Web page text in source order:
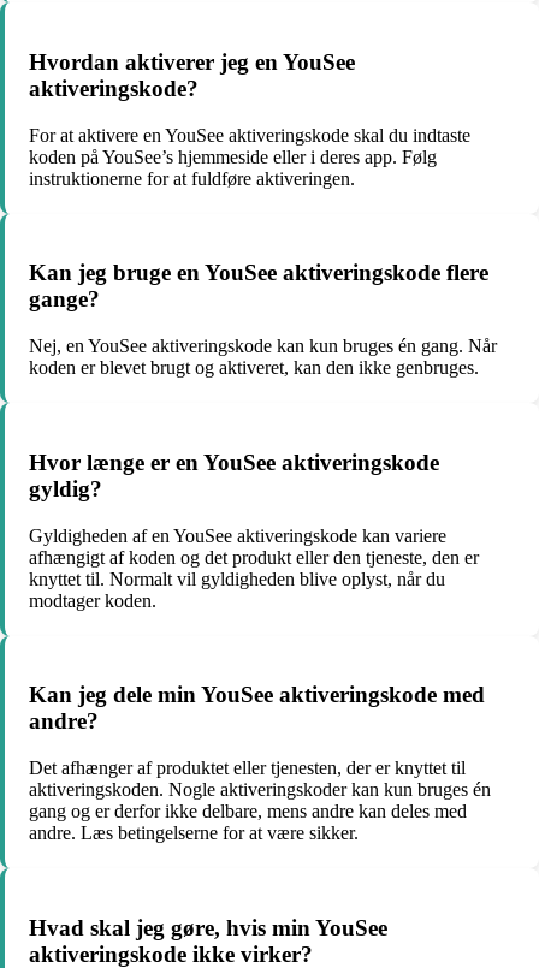
Hvordan aktiverer jeg en YouSee
aktiveringskode?
For at aktivere en YouSee aktiveringskode skal du indtaste
koden på YouSee’s hjemmeside eller i deres app. Følg
instruktionerne for at fuldføre aktiveringen.
Kan jeg bruge en YouSee aktiveringskode flere
gange?
Nej, en YouSee aktiveringskode kan kun bruges én gang. Når
koden er blevet brugt og aktiveret, kan den ikke genbruges.
Hvor længe er en YouSee aktiveringskode
gyldig?
Gyldigheden af en YouSee aktiveringskode kan variere
afhængigt af koden og det produkt eller den tjeneste, den er
knyttet til. Normalt vil gyldigheden blive oplyst, når du
modtager koden.
Kan jeg dele min YouSee aktiveringskode med
andre?
Det afhænger af produktet eller tjenesten, der er knyttet til
aktiveringskoden. Nogle aktiveringskoder kan kun bruges én
gang og er derfor ikke delbare, mens andre kan deles med
andre. Læs betingelserne for at være sikker.
Hvad skal jeg gøre, hvis min YouSee
aktiveringskode ikke virker?